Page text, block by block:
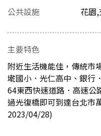
公共設施
花園
主要特色
附近生活機能佳，傳統市
墘國小．光仁高中、銀行
64東西快速道路．高速公
過光復橋即可到達台北市
2023/04/28)